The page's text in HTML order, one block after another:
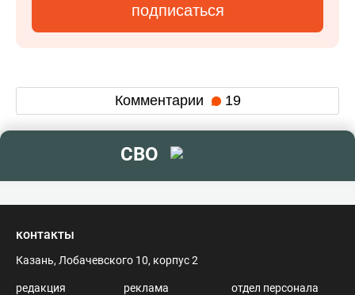
подписаться
Комментарии 19
СВО
контакты
Казань, Лобачевского 10, корпус 2
редакция
реклама
отдел персонала